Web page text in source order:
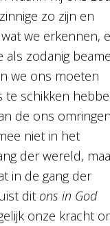
zo zijn en
we erkennen,
als zodanig
we ons moeten
te schikken
de ons
niet in het
der wereld,
in de gang der
dit ons in God
onze kracht